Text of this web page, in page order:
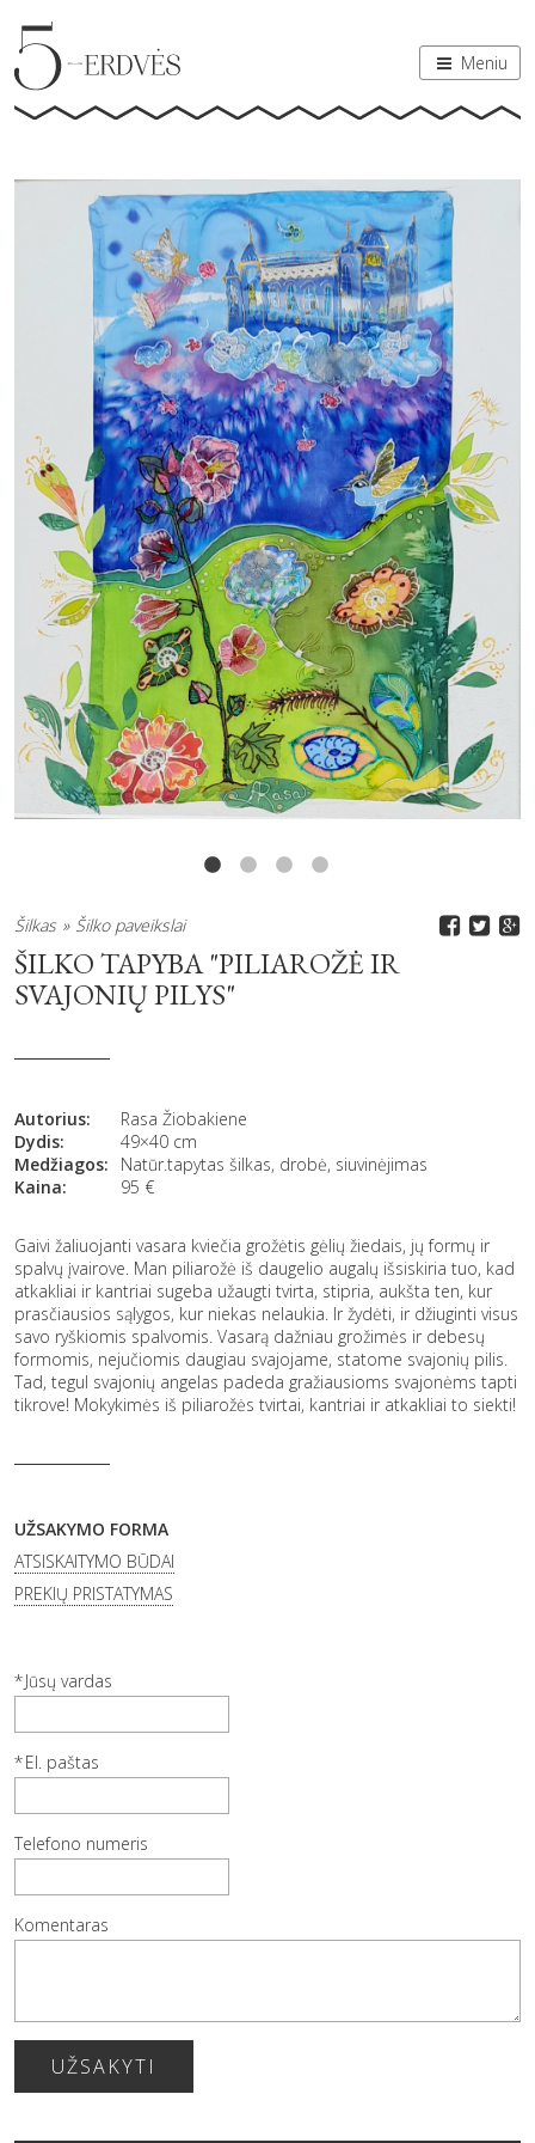
Meniu
Šilkas Šilko paveikslai
ŠILKO TAPYBA "PILIAROŽĖ IR
SVAJONIŲ PILYS"
Autorius:
Rasa Žiobakiene
Dydis:
49×40 cm
Medžiagos:
Natūr.tapytas šilkas, drobė, siuvinėjimas
Kaina:
95 €
Gaivi žaliuojanti vasara kviečia grožėtis gėlių žiedais, jų formų ir
spalvų įvairove. Man piliarožė iš daugelio augalų išsiskiria tuo, kad
atkakliai ir kantriai sugeba užaugti tvirta, stipria, aukšta ten, kur
prasčiausios sąlygos, kur niekas nelaukia. Ir žydėti, ir džiuginti visus
savo ryškiomis spalvomis. Vasarą dažniau grožimės ir debesų
formomis, nejučiomis daugiau svajojame, statome svajonių pilis.
Tad, tegul svajonių angelas padeda gražiausioms svajonėms tapti
tikrove! Mokykimės iš piliarožės tvirtai, kantriai ir atkakliai to siekti!
UŽSAKYMO FORMA
ATSISKAITYMO BŪDAI
PREKIŲ PRISTATYMAS
Jūsų vardas
El. paštas
Telefono numeris
Komentaras
UŽSAKYTI